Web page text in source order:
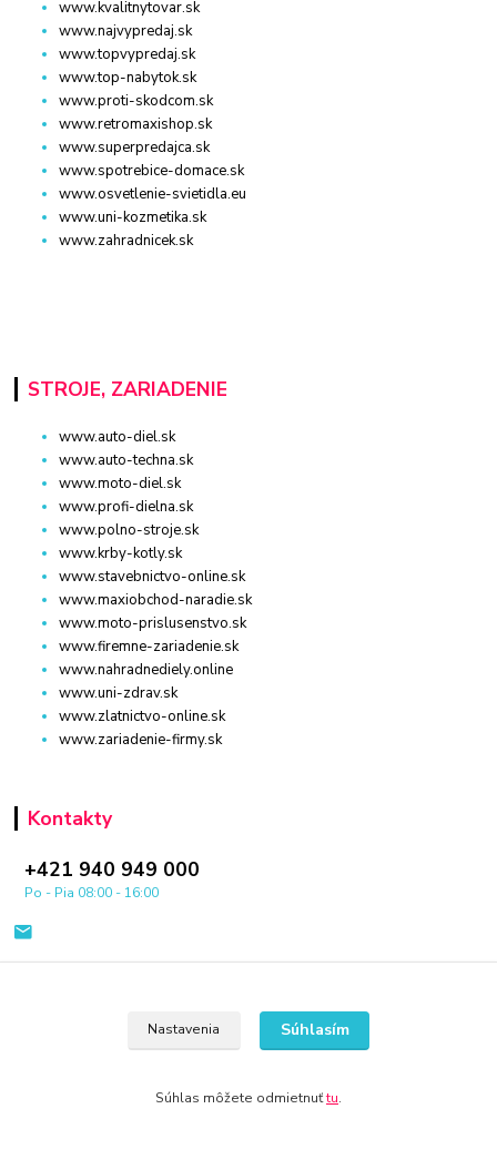
www.kvalitnytovar.sk
www.najvypredaj.sk
www.topvypredaj.sk
www.top-nabytok.sk
www.proti-skodcom.sk
www.retromaxishop.sk
www.superpredajca.sk
www.spotrebice-domace.sk
www.osvetlenie-svietidla.eu
www.uni-kozmetika.sk
www.zahradnicek.sk
STROJE, ZARIADENIE
www.auto-diel.sk
www.auto-techna.sk
www.moto-diel.sk
www.profi-dielna.sk
www.polno-stroje.sk
www.krby-kotly.sk
www.stavebnictvo-online.sk
www.maxiobchod-naradie.sk
www.moto-prislusenstvo.sk
www.firemne-zariadenie.sk
www.nahradnediely.online
www.uni-zdrav.sk
www.zlatnictvo-online.sk
www.zariadenie-firmy.sk
Kontakty
+421 940 949 000
Po - Pia 08:00 - 16:00
© 2024 Všetky práva vyhradené KAMENIK.SK
Nastavenia Súhlasím
Súhlas môžete odmietnuťtu.